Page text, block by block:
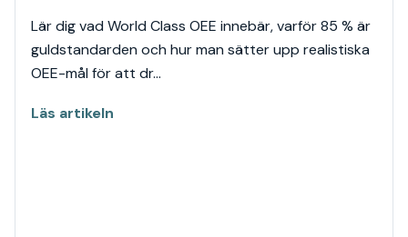
Lär dig vad World Class OEE innebär, varför 85 % är
guldstandarden och hur man sätter upp realistiska
OEE-mål för att dr...
Läs artikeln